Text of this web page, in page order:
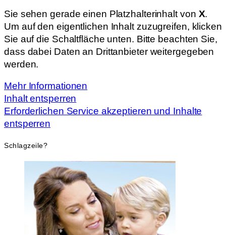
Sie sehen gerade einen Platzhalterinhalt von X.
Um auf den eigentlichen Inhalt zuzugreifen, klicken
Sie auf die Schaltfläche unten. Bitte beachten Sie,
dass dabei Daten an Drittanbieter weitergegeben
werden.
Mehr Informationen
Inhalt entsperren
Erforderlichen Service akzeptieren und Inhalte
entsperren
Schlagzeile?